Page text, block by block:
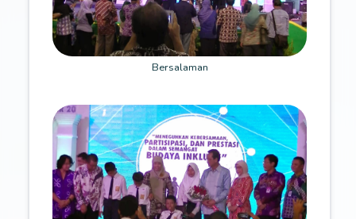
Bersalaman